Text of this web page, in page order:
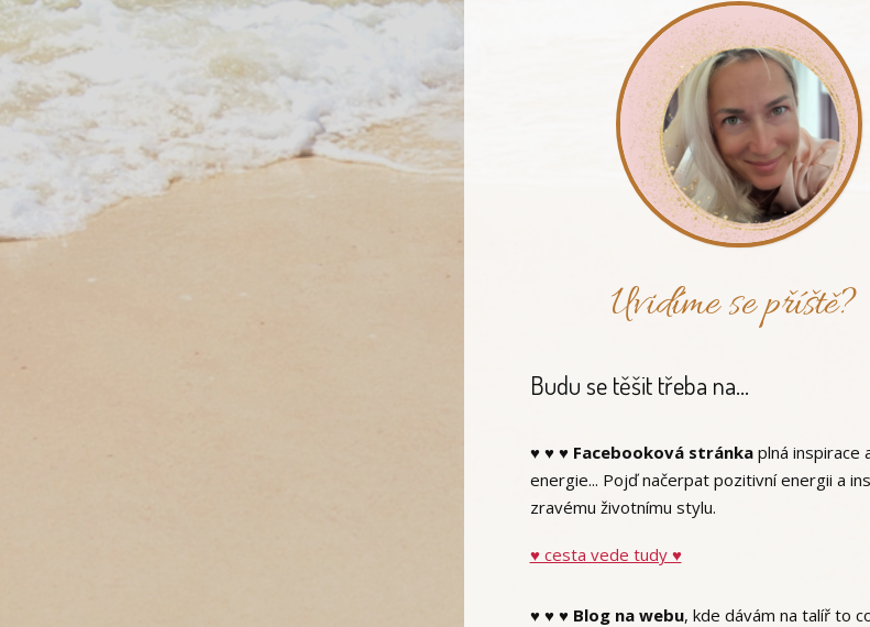
Uvidíme se příště?
Budu se těšit třeba na...
♥ ♥ ♥ Facebooková stránkaplná inspirace
energie... Pojď načerpat pozitivní energii a
zravému životnímu stylu.
♥ cesta vede tudy ♥
♥ ♥ ♥ Blog na webu, kde dávám na talíř to